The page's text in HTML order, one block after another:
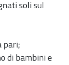
soli sul
pari;
di bambini e